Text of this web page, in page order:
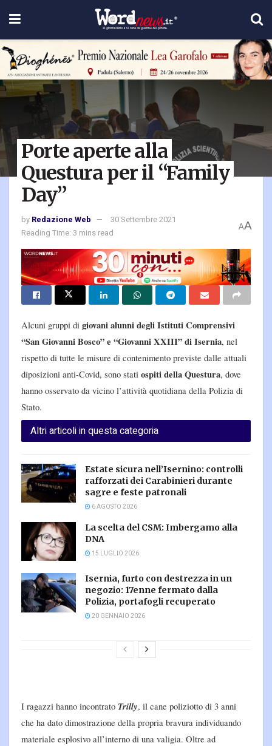
Porte aperte alla
Questura per il “Family
Day”
by Redazione Web
30 Settembre 2021
Reading Time: 3 mins read
AA
Alcuni gruppi di giovani alunni degli Istituti Comprensivi
“San Giovanni Bosco” e “Giovanni XXIII” di Isernia, nel
rispetto di tutte le misure di contenimento previste dalle attuali
diposizioni anti-Covid, sono stati ospiti della Questura, dove
hanno osservato da vicino l’attività quotidiana della Polizia di
Stato.
Altri articoli in questa categoria
Estate sicura nell’Isernino: controlli
rafforzati dei Carabinieri durante
sagre e feste patronali
6 AGOSTO 2026
La scelta del CSM: Imbergamo alla
DNA
15 LUGLIO 2026
Isernia, furto con destrezza in un
negozio: 17enne fermato dalla
Polizia, portafogli recuperato
20 GENNAIO 2026
I ragazzi hanno incontrato Trilly, il cane poliziotto di 3 anni
che ha dato dimostrazione della propria bravura individuando
materiale esplosivo all’interno di una valigia. Oltre ad